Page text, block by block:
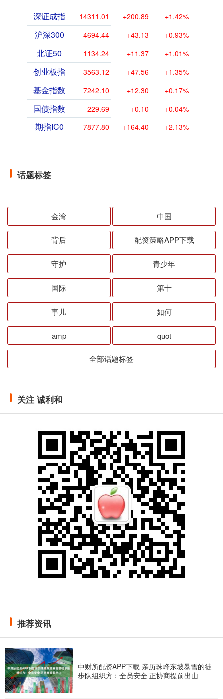
深证成指 14311.01 +200.89 +1.42%
沪深300 4694.44 +43.13 +0.93%
北证50 1134.24 +11.37 +1.01%
创业板指 3563.12 +47.56 +1.35%
基金指数 7242.10 +12.30 +0.17%
国债指数 229.69 +0.10 +0.04%
期指IC0 7877.80 +164.40 +2.13%
话题标签
金湾 中国
背后 配资策略APP下载
守护 青少年
国际 第十
事儿 如何
amp quot
全部话题标签
关注 诚利和
推荐资讯
中财所配资APP下载 亲历珠峰东坡暴雪的徒
步队组织方：全员安全 正协商提前出山